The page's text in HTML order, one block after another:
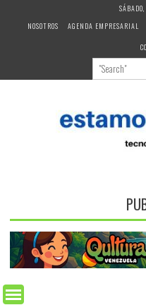
NOSOTROS
AGENDA EMPRESARIAL